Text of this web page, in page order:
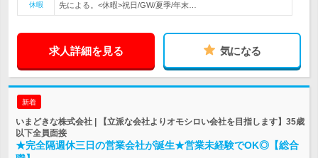
休暇
先による。<休暇>祝日/GW/夏季/年末…
求人詳細を見る 気になる
新着
いまどきな株式会社 | 【立派な会社よりオモシロい会社を目指します】35歳
以下全員面接
★完全隔週休三日の営業会社が誕生★営業未経験でOK◎【総合